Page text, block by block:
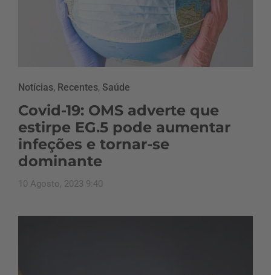
Notícias, Recentes, Saúde
Covid-19: OMS adverte que
estirpe EG.5 pode aumentar
infeções e tornar-se
dominante
10 Agosto, 2023 9:40